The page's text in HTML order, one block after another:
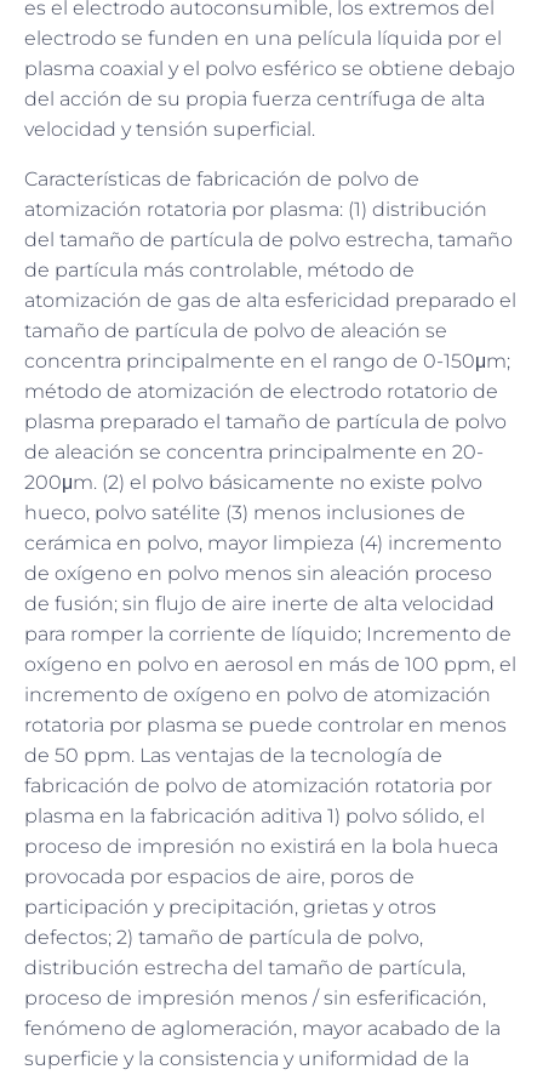
es el electrodo autoconsumible, los extremos del
electrodo se funden en una película líquida por el
plasma coaxial y el polvo esférico se obtiene debajo
del acción de su propia fuerza centrífuga de alta
velocidad y tensión superficial.
Características de fabricación de polvo de
atomización rotatoria por plasma: (1) distribución
del tamaño de partícula de polvo estrecha, tamaño
de partícula más controlable, método de
atomización de gas de alta esfericidad preparado el
tamaño de partícula de polvo de aleación se
concentra principalmente en el rango de 0-150μm;
método de atomización de electrodo rotatorio de
plasma preparado el tamaño de partícula de polvo
de aleación se concentra principalmente en 20-
200μm. (2) el polvo básicamente no existe polvo
hueco, polvo satélite (3) menos inclusiones de
cerámica en polvo, mayor limpieza (4) incremento
de oxígeno en polvo menos sin aleación proceso
de fusión; sin flujo de aire inerte de alta velocidad
para romper la corriente de líquido; Incremento de
oxígeno en polvo en aerosol en más de 100 ppm, el
incremento de oxígeno en polvo de atomización
rotatoria por plasma se puede controlar en menos
de 50 ppm. Las ventajas de la tecnología de
fabricación de polvo de atomización rotatoria por
plasma en la fabricación aditiva 1) polvo sólido, el
proceso de impresión no existirá en la bola hueca
provocada por espacios de aire, poros de
participación y precipitación, grietas y otros
defectos; 2) tamaño de partícula de polvo,
distribución estrecha del tamaño de partícula,
proceso de impresión menos / sin esferificación,
fenómeno de aglomeración, mayor acabado de la
superficie y la consistencia y uniformidad de la